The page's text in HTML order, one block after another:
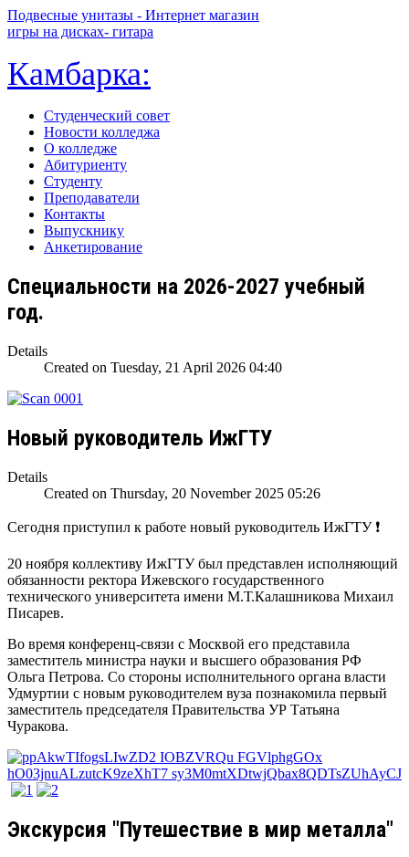
Подвесные унитазы - Интернет магазин
игры на дисках- гитара
Камбарка:
Студенческий совет
Новости колледжа
О колледже
Абитуриенту
Студенту
Преподаватели
Контакты
Выпускнику
Анкетирование
Специальности на 2026-2027 учебный
год.
Details
Created on Tuesday, 21 April 2026 04:40
Новый руководитель ИжГТУ
Details
Created on Thursday, 20 November 2025 05:26
Сегодня приступил к работе новый руководитель ИжГТУ ❗️
20 ноября коллективу ИжГТУ был представлен исполняющий
обязанности ректора Ижевского государственного
технического университета имени М.Т.Калашникова Михаил
Писарев.
Во время конференц-связи с Москвой его представила
заместитель министра науки и высшего образования РФ
Ольга Петрова. Со стороны исполнительного органа власти
Удмуртии с новым руководителем вуза познакомила первый
заместитель председателя Правительства УР Татьяна
Чуракова.
Экскурсия "Путешествие в мир металла"